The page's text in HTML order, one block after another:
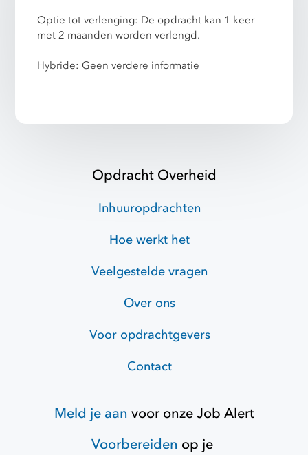
Optie tot verlenging: De opdracht kan 1 keer
met 2 maanden worden verlengd.
Hybride: Geen verdere informatie
Opdracht Overheid
Inhuuropdrachten
Hoe werkt het
Veelgestelde vragen
Over ons
Voor opdrachtgevers
Contact
Meld je aan voor onzeJob Alert
Voorbereiden op je